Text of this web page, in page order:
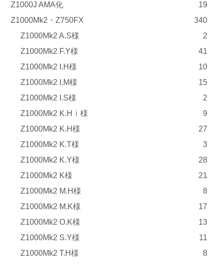
Z1000J AMA化
19
Z1000Mk2・Z750FX
340
Z1000Mk2 A.S様
2
Z1000Mk2 F.Y様
41
Z1000Mk2 I.H様
10
Z1000Mk2 I.M様
15
Z1000Mk2 I.S様
2
Z1000Mk2 K.Hｉ様
9
Z1000Mk2 K.H様
27
Z1000Mk2 K.T様
3
Z1000Mk2 K.Y様
28
Z1000Mk2 K様
21
Z1000Mk2 M.H様
8
Z1000Mk2 M.K様
17
Z1000Mk2 O.K様
13
Z1000Mk2 S.Y様
11
Z1000Mk2 T.H様
8